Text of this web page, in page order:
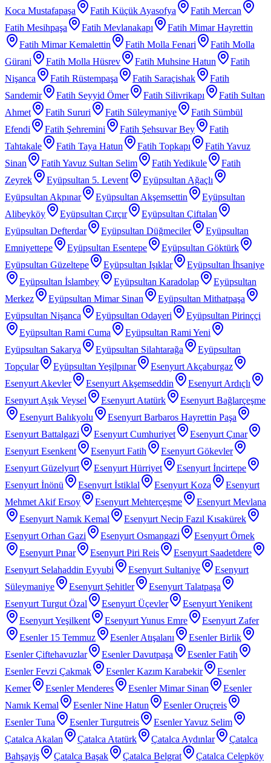
Koca Mustafapaşa Fatih Küçük Ayasofya
Fatih Mercan
Fatih Mesihpaşa
Fatih Mevlanakapı
Fatih Mimar Hayrettin
Fatih Mimar Kemalettin
Fatih Molla Fenari
Fatih Molla
Gürani
Fatih Molla Hüsrev Fatih Muhsine Hatun
Fatih
Nişanca
Fatih Rüstempaşa Fatih Saraçishak
Fatih
Sarıdemir
Fatih Seyyid Ömer Fatih Silivrikapı
Fatih Sultan
Ahmet
Fatih Sururi Fatih Süleymaniye
Fatih Sümbül
Efendi
Fatih Şehremini Fatih Şehsuvar Bey
Fatih
Tahtakale
Fatih Taya Hatun Fatih Topkapı
Fatih Yavuz
Sinan
Fatih Yavuz Sultan Selim Fatih Yedikule
Fatih
Zeyrek
Eyüpsultan 5. Levent
Eyüpsultan Ağaçlı
Eyüpsultan Akpınar
Eyüpsultan Akşemsettin
Eyüpsultan
Alibeyköy
Eyüpsultan Çırçır
Eyüpsultan Çiftalan
Eyüpsultan Defterdar
Eyüpsultan Düğmeciler
Eyüpsultan
Emniyettepe
Eyüpsultan Esentepe
Eyüpsultan Göktürk
Eyüpsultan Güzeltepe
Eyüpsultan Işıklar
Eyüpsultan İhsaniye
Eyüpsultan İslambey
Eyüpsultan Karadolap
Eyüpsultan
Merkez
Eyüpsultan Mimar Sinan
Eyüpsultan Mithatpaşa
Eyüpsultan Nişanca
Eyüpsultan Odayeri
Eyüpsultan Pirinççi
Eyüpsultan Rami Cuma
Eyüpsultan Rami Yeni
Eyüpsultan Sakarya
Eyüpsultan Silahtarağa
Eyüpsultan
Topçular
Eyüpsultan Yeşilpınar
Esenyurt Akçaburgaz
Esenyurt Akevler
Esenyurt Akşemseddin
Esenyurt Ardıçlı
Esenyurt Aşık Veysel
Esenyurt Atatürk
Esenyurt Bağlarçeşme
Esenyurt Balıkyolu
Esenyurt Barbaros Hayrettin Paşa
Esenyurt Battalgazi
Esenyurt Cumhuriyet
Esenyurt Çınar
Esenyurt Esenkent
Esenyurt Fatih
Esenyurt Gökevler
Esenyurt Güzelyurt
Esenyurt Hürriyet
Esenyurt İncirtepe
Esenyurt İnönü
Esenyurt İstiklal Esenyurt Koza
Esenyurt
Mehmet Akif Ersoy
Esenyurt Mehterçeşme
Esenyurt Mevlana
Esenyurt Namık Kemal
Esenyurt Necip Fazıl Kısakürek
Esenyurt Orhan Gazi
Esenyurt Osmangazi
Esenyurt Örnek
Esenyurt Pınar
Esenyurt Piri Reis
Esenyurt Saadetdere
Esenyurt Selahaddin Eyyubi
Esenyurt Sultaniye
Esenyurt
Süleymaniye
Esenyurt Şehitler
Esenyurt Talatpaşa
Esenyurt Turgut Özal
Esenyurt Üçevler
Esenyurt Yenikent
Esenyurt Yeşilkent
Esenyurt Yunus Emre
Esenyurt Zafer
Esenler 15 Temmuz
Esenler Atışalanı
Esenler Birlik
Esenler Çiftehavuzlar
Esenler Davutpaşa
Esenler Fatih
Esenler Fevzi Çakmak
Esenler Kazım Karabekir
Esenler
Kemer
Esenler Menderes Esenler Mimar Sinan
Esenler
Namık Kemal
Esenler Nine Hatun
Esenler Oruçreis
Esenler Tuna
Esenler Turgutreis
Esenler Yavuz Selim
Çatalca Akalan
Çatalca Atatürk Çatalca Aydınlar
Çatalca
Bahşayiş
Çatalca Başak Çatalca Belgrat
Çatalca Celepköy